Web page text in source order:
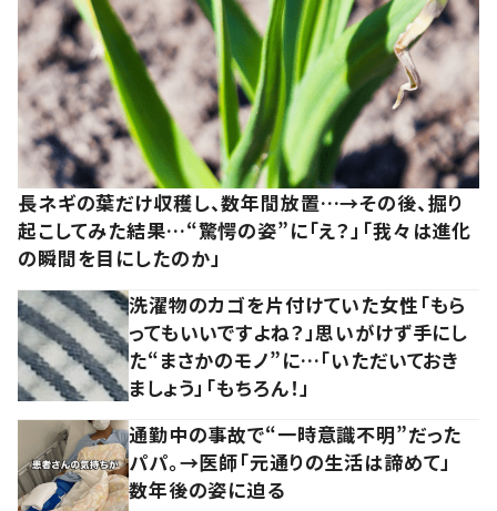
長ネギの葉だけ収穫し、数年間放置…→その後、掘り
起こしてみた結果…“驚愕の姿”に「え？」「我々は進化
の瞬間を目にしたのか」
洗濯物のカゴを片付けていた女性「もら
ってもいいですよね？」思いがけず手にし
た“まさかのモノ”に…「いただいておき
ましょう」「もちろん！」
通勤中の事故で“一時意識不明”だった
パパ。→医師「元通りの生活は諦めて」
数年後の姿に迫る